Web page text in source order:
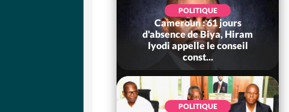
POLITIQUE
Cameroun : 61 jours
d'absence de Biya, Hiram
Iyodi appelle le conseil
const...
POLITIQUE